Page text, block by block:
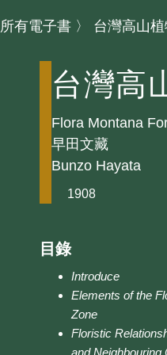
所有電子書 〉 台灣高山
台灣高
Flora Montana
早田文藏
Bunzo Hayata
1908
目錄
Introduce
Elements of the
Zone
Floristic
and Neighbouring